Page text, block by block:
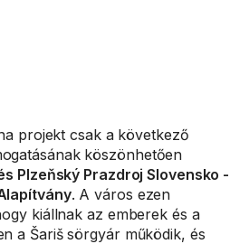
projekt csak a következő
köszönhetően
Plzeňský Prazdroj Slovensko -
. A város ezen
kiállnak az emberek és a
a Šariš sörgyár működik, és